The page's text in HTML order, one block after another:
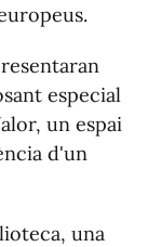
especial
un espai
d'un
una